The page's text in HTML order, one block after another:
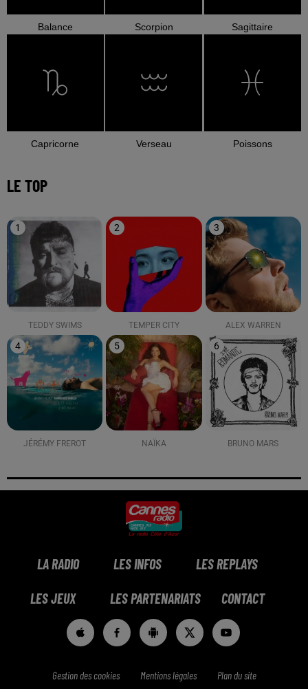
Balance Scorpion Sagittaire
Capricorne Verseau Poissons
LE TOP
1
TEDDY SWIMS
2
TEMPER CITY
3
ALEX WARREN
4
JÉRÉMY FREROT
5
NAÏKA
6
BRUNO MARS
LA RADIO LES INFOS LES REPLAYS
LES JEUX LES PARTENARIATS CONTACT
Gestion des cookies Mentions légales Plan du site